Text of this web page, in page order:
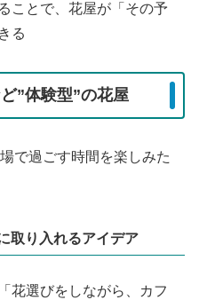
ことで、花屋が「その予
る
”体験型”の花屋
で過ごす時間を楽しみた
取り入れるアイデア
「花選びをしながら、カフ